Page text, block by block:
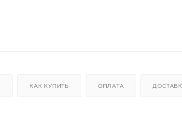
КАК КУПИТЬ ОПЛАТА